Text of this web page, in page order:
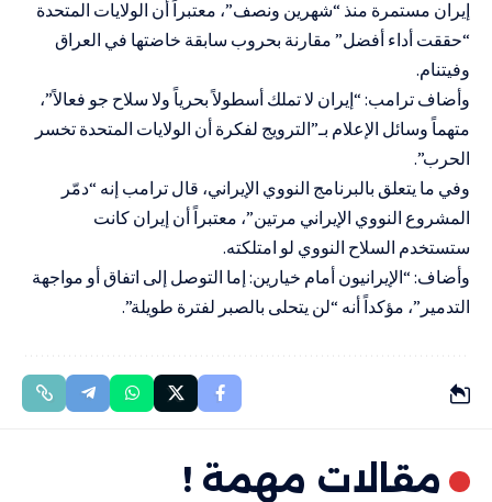
إيران مستمرة منذ “شهرين ونصف”، معتبراً أن الولايات المتحدة
“حققت أداء أفضل” مقارنة بحروب سابقة خاضتها في العراق
وفيتنام.
وأضاف ترامب: “إيران لا تملك أسطولاً بحرياً ولا سلاح جو فعالاً”،
متهماً وسائل الإعلام بـ”الترويج لفكرة أن الولايات المتحدة تخسر
الحرب”.
وفي ما يتعلق بالبرنامج النووي الإيراني، قال ترامب إنه “دمّر
المشروع النووي الإيراني مرتين”، معتبراً أن إيران كانت
ستستخدم السلاح النووي لو امتلكته.
وأضاف: “الإيرانيون أمام خيارين: إما التوصل إلى اتفاق أو مواجهة
التدمير”، مؤكداً أنه “لن يتحلى بالصبر لفترة طويلة”.
مقالات مهمة !